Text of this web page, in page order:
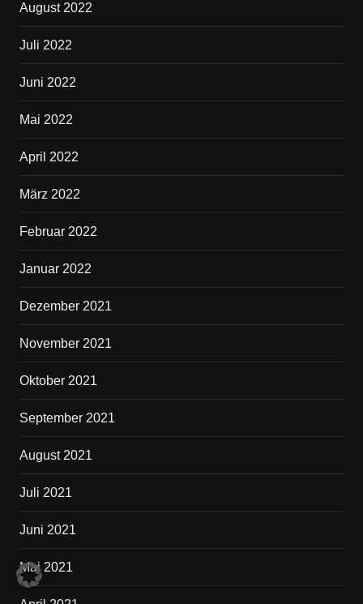
August 2022
Juli 2022
Juni 2022
Mai 2022
April 2022
März 2022
Februar 2022
Januar 2022
Dezember 2021
November 2021
Oktober 2021
September 2021
August 2021
Juli 2021
Juni 2021
Mai 2021